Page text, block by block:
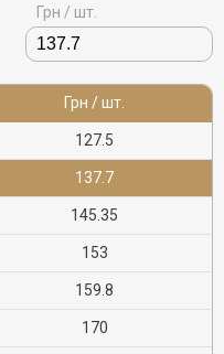
Грн / шт.
Грн / шт.
127.5
137.7
145.35
153
159.8
170